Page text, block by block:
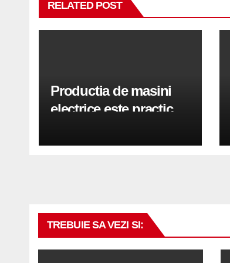
RELATED POST
Productia de masini
electrice este practic
TREBUIE SA VEZI SI: